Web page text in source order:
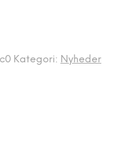
Kategori: Nyheder